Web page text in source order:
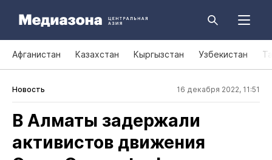
Афганистан Казахстан Кыргызстан Узбекистан
Новость 16 декабря 2022, 11:51
В Алматы задержали
активистов движения